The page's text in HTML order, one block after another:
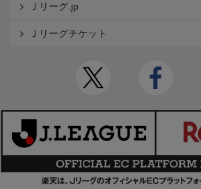
Ｊリーグ.jp
Ｊリーグチケット